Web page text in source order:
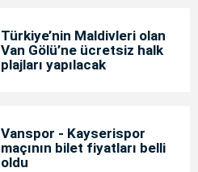
Türkiye’nin Maldivleri olan
Van Gölü’ne ücretsiz halk
plajları yapılacak
Vanspor - Kayserispor
maçının bilet fiyatları belli
oldu